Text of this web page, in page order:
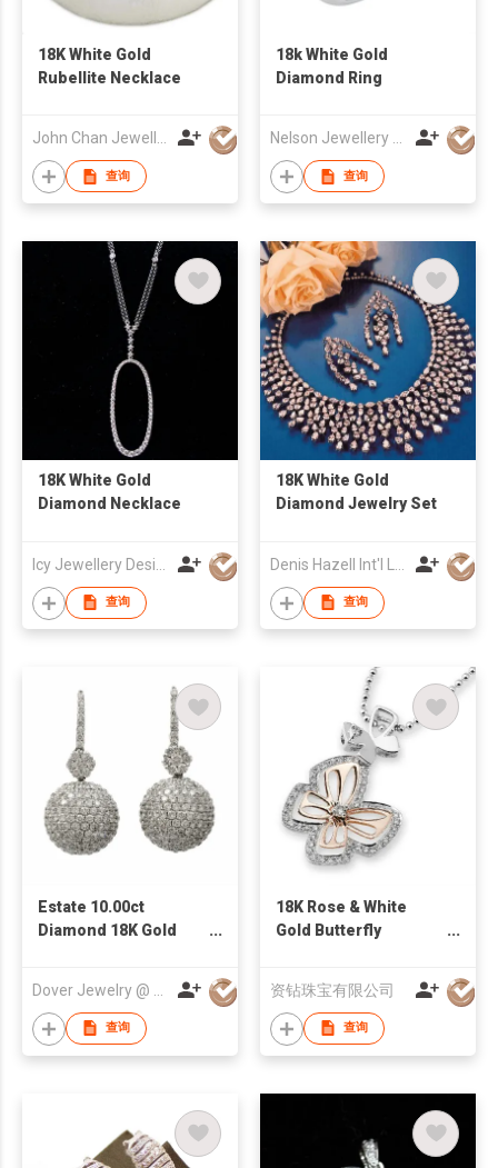
18K White Gold
Rubellite Necklace
John Chan Jewellery Ltd
查询
18k White Gold
Diamond Ring
Nelson Jewellery Arts Co., Ltd.
查询
18K White Gold
Diamond Necklace
查询
18K White Gold
Diamond Jewelry Set
查询
Estate 10.00ct
Diamond 18K Gold
查询
18K Rose & White
Gold Butterfly
资钻珠宝有限公司
查询